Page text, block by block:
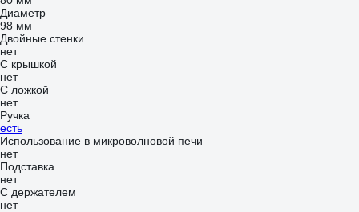
Диаметр
98 мм
Двойные стенки
нет
С крышкой
нет
С ложкой
нет
Ручка
есть
Использование в микроволновой печи
нет
Подставка
нет
С держателем
нет